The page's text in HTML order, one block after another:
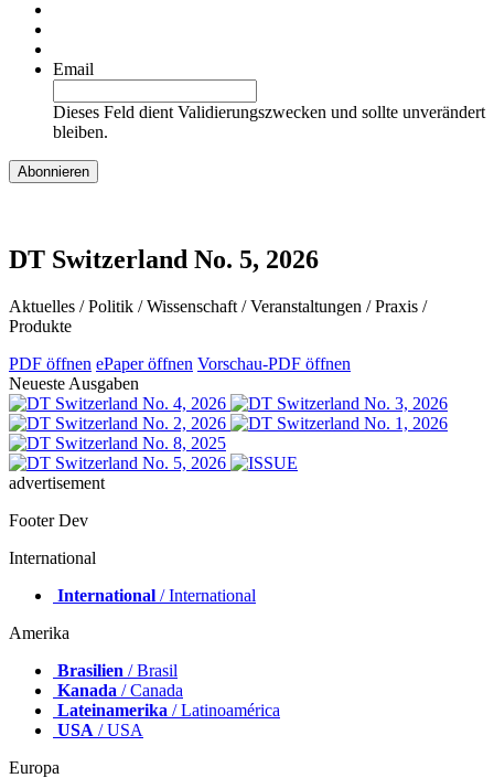
Email
Dieses Feld dient Validierungszwecken und sollte unverändert
bleiben.
DT Switzerland No. 5, 2026
Aktuelles / Politik / Wissenschaft / Veranstaltungen / Praxis /
Produkte
PDF öffnen ePaper öffnen Vorschau-PDF öffnen
Neueste Ausgaben
advertisement
Footer Dev
International
International / International
Amerika
Brasilien / Brasil
Kanada / Canada
Lateinamerika / Latinoamérica
USA / USA
Europa